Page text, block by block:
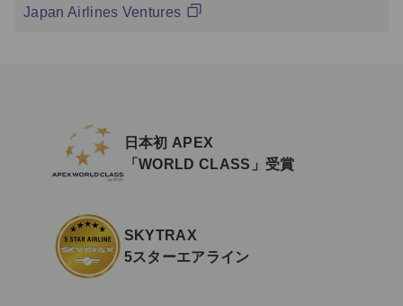
Japan Airlines Ventures
日本初 APEX
「WORLD CLASS」受賞
SKYTRAX
5スターエアライン